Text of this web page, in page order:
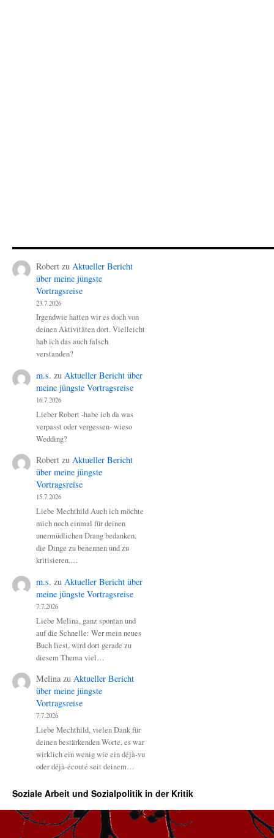
Robert zu Aktueller Bericht
über meine jüngste
Vortragsreise
23.7.2026
Irgendwie hatten wir es doch von
deinen Aktivitäten dort. Vielleicht
hab ich das auch falsch
verstanden?
m.s. zu Aktueller Bericht über
meine jüngste Vortragsreise
16.7.2026
Lieber Robert -habe ich da was
verpasst oder vergessen- wieso
Wedding?
Robert zu Aktueller Bericht
über meine jüngste
Vortragsreise
15.7.2026
Liebe Mechthild Auch ich möchte
mich noch einmal für deinen
unermüdlichen Drang bedanken,
die Dinge zu benennen und zu
kritisieren.…
m.s. zu Aktueller Bericht über
meine jüngste Vortragsreise
7.7.2026
Liebe Melina, ganz spontan und
auf die Schnelle: Wer mein neues
Buch liest, wird dort gerade zu
diesem Thema viel…
Melina zu Aktueller Bericht
über meine jüngste
Vortragsreise
7.7.2026
Liebe Mechthild, vielen Dank für
deinen bestärkenden Worte, es war
wirklich ein wenig wie ein déjà-vu
oder déjà-écouté seit deinem…
Soziale Arbeit und Sozialpolitik in der Kritik